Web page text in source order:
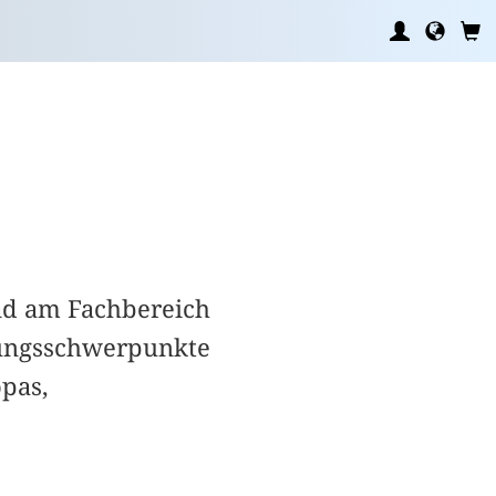
am Fachbereich